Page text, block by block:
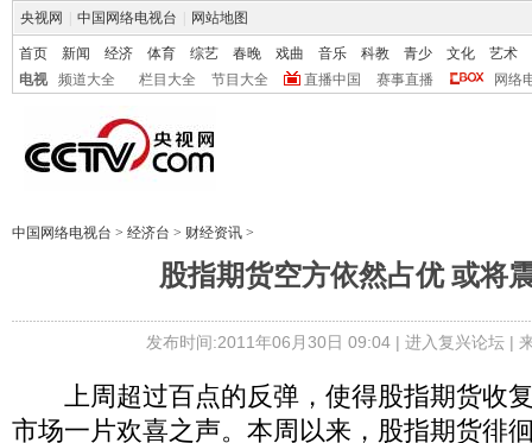
央视网 中国网络电视台 网站地图
首页 新闻 经济 体育 综艺 春晚 戏曲 音乐 科教 青少 文化
艺术
电视
频道大全 栏目大全 节目大全 直播中国 赛事直播 网络
中国网络电视台 > 经济台 > 财经资讯 >
股指期货空方依然占优 或将
发布时间:2011年06月30日 09:04 | 进入复兴论坛|
上周超过百点的反弹，使得股指期货收
市场一片欢喜之声。本周以来，股指期货徘